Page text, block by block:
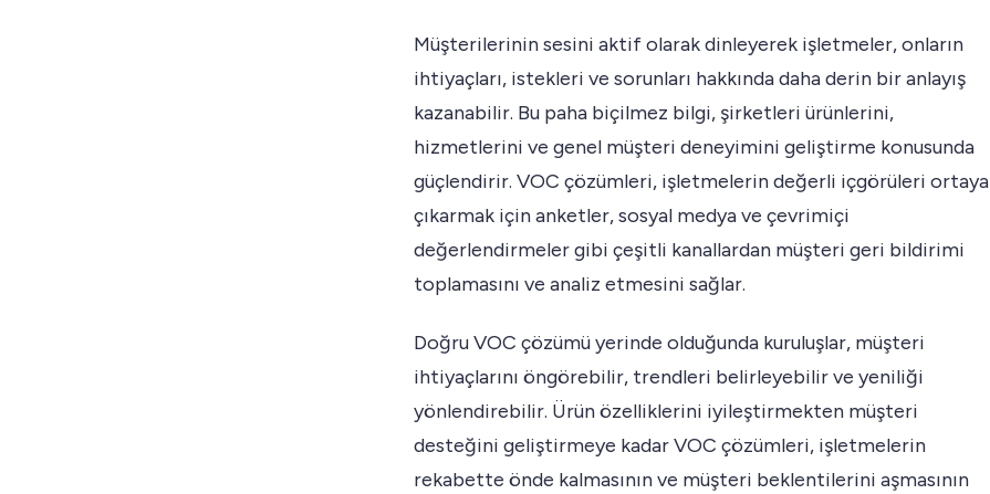
Müşterilerinin sesini aktif olarak dinleyerek işletmeler, onların
ihtiyaçları, istekleri ve sorunları hakkında daha derin bir anlayış
kazanabilir. Bu paha biçilmez bilgi, şirketleri ürünlerini,
hizmetlerini ve genel müşteri deneyimini geliştirme konusunda
güçlendirir. VOC çözümleri, işletmelerin değerli içgörüleri ortaya
çıkarmak için anketler, sosyal medya ve çevrimiçi
değerlendirmeler gibi çeşitli kanallardan müşteri geri bildirimi
toplamasını ve analiz etmesini sağlar.
Doğru VOC çözümü yerinde olduğunda kuruluşlar, müşteri
ihtiyaçlarını öngörebilir, trendleri belirleyebilir ve yeniliği
yönlendirebilir. Ürün özelliklerini iyileştirmekten müşteri
desteğini geliştirmeye kadar VOC çözümleri, işletmelerin
rekabette önde kalmasının ve müşteri beklentilerini aşmasının